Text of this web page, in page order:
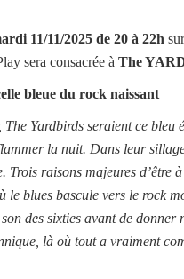
11/11/2025 de 20 à 22h
sera consacrée à The
bleue du rock naissant
The Yardbirds seraient ce
la nuit. Dans leur
Trois raisons majeures d’être
le blues bascule vers le rock
des sixties avant de
là où tout a vraiment